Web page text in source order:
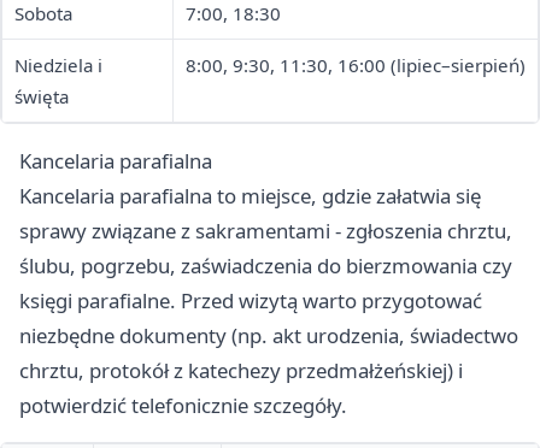
Sobota 7:00, 18:30
Niedziela i
święta
8:00, 9:30, 11:30, 16:00 (lipiec–sierpień)
Kancelaria parafialna
Kancelaria parafialna to miejsce, gdzie załatwia się
sprawy związane z sakramentami - zgłoszenia chrztu,
ślubu, pogrzebu, zaświadczenia do bierzmowania czy
księgi parafialne. Przed wizytą warto przygotować
niezbędne dokumenty (np. akt urodzenia, świadectwo
chrztu, protokół z katechezy przedmałżeńskiej) i
potwierdzić telefonicznie szczegóły.